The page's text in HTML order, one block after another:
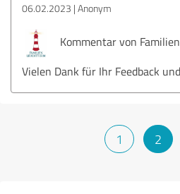
06.02.2023 Anonym
Kommentar von
Vielen Dank für Ihr Feedback
1 2